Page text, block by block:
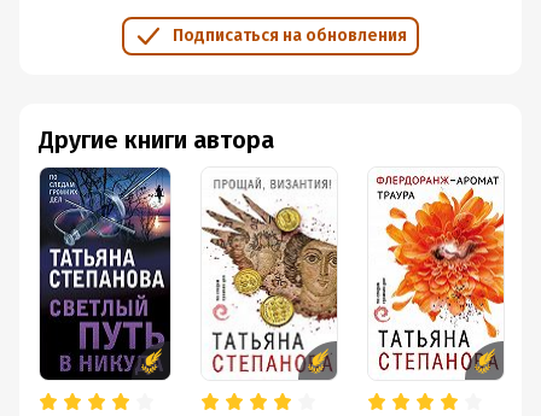
Подписаться на обновления
Другие книги автора